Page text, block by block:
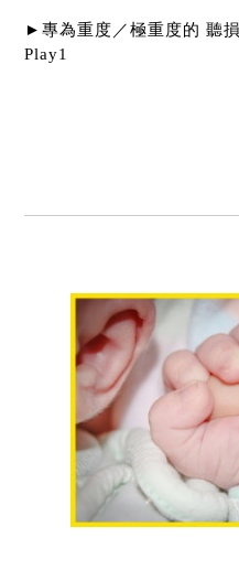
►專為重度／極重度的 聽
Play1